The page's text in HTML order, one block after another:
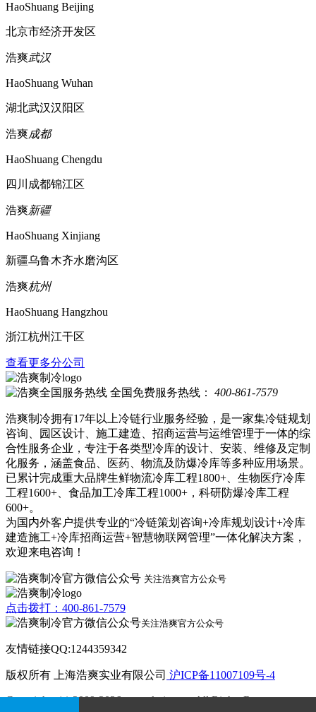
HaoShuang Beijing
北京市经济开发区
浩爽武汉
HaoShuang Wuhan
湖北武汉汉阳区
浩爽成都
HaoShuang Chengdu
四川成都锦江区
浩爽新疆
HaoShuang Xinjiang
新疆乌鲁木齐水磨沟区
浩爽杭州
HaoShuang Hangzhou
浙江杭州江干区
查看更多分公司
全国免费服务热线： 400-861-7579
浩爽制冷拥有17年以上冷链行业服务经验，是一家集冷链规划
咨询、园区设计、施工建造、招商运营与运维管理于一体的综
合性服务企业，专注于各类型冷库的设计、安装、维修及定制
化服务，涵盖食品、医药、物流及防爆冷库等多种应用场景。
已累计完成重大品牌生鲜物流冷库工程1800+、生物医疗冷库
工程1600+、食品加工冷库工程1000+，科研防爆冷库工程
600+。
为国内外客户提供专业的“冷链策划咨询+冷库规划设计+冷库
建造施工+冷库招商运营+智慧物联网管理”一体化解决方案，
欢迎来电咨询！
关注浩爽官方公众号
点击拨打：400-861-7579
关注浩爽官方公众号
友情链接QQ:1244359342
版权所有 上海浩爽实业有限公司 沪ICP备11007109号-4
Copyrights (c) 2009-2026 www.kvjv.com All Rights Reserve.